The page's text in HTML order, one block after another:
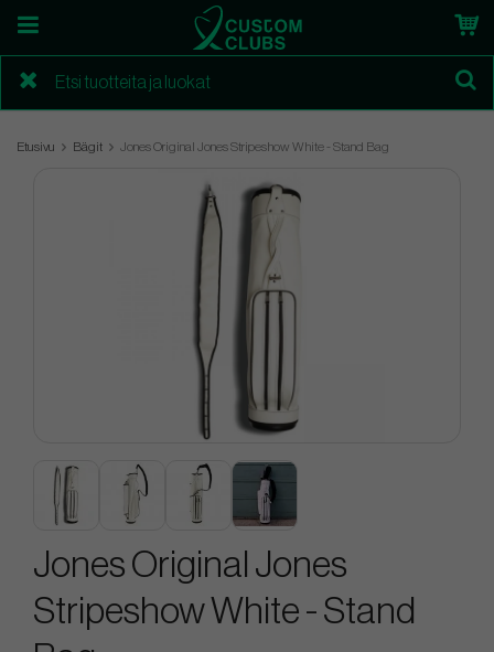
Etusivu Bägit Jones Original Jones Stripeshow White - Stand Bag
Jones Original Jones
Stripeshow White - Stand